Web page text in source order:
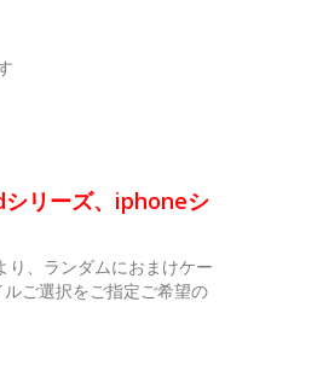
リーズ、iphoneシ
り、ランダムにおまけケー
ご選択をご指定ご希望の